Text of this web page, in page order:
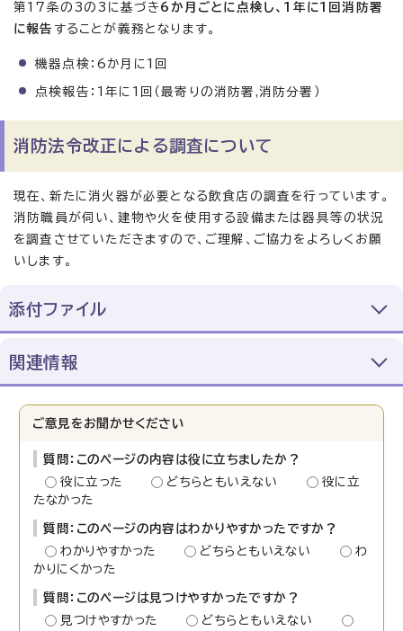
第17条の3の3に基づき 6か月ごとに点検し、1年に1回消防署
に報告 することが義務となります。
機器点検：6か月に1回
点検報告：1年に1回（最寄りの消防署,消防分署）
消防法令改正による調査について
現在、新たに消火器が必要となる飲食店の調査を行っています。
消防職員が伺い、建物や火を使用する設備または器具等の状況
を調査させていただきますので、ご理解、ご協力をよろしくお願
いします。
添付ファイル
関連情報
ご意見をお聞かせください
質問：このページの内容は役に立ちましたか？
役に立った
どちらともいえない
役に立
たなかった
質問：このページの内容はわかりやすかったですか？
わかりやすかった
どちらともいえない
わ
かりにくかった
質問：このページは見つけやすかったですか？
見つけやすかった
どちらともいえない